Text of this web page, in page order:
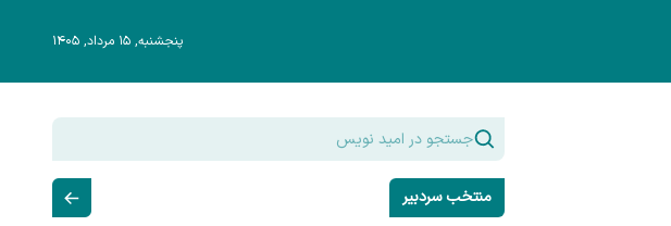
پنجشنبه, ۱۵ مرداد, ۱۴۰۵
منتخب سردبیر